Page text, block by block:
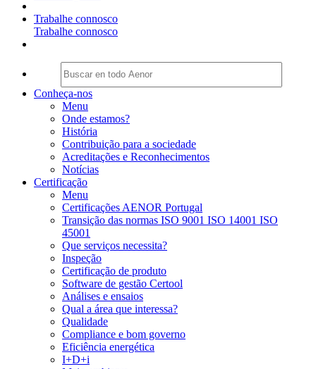
Trabalhe connosco
Trabalhe connosco
Conheça-nos
Menu
Onde estamos?
História
Contribuição para a sociedade
Acreditações e Reconhecimentos
Notícias
Certificação
Menu
Certificações AENOR Portugal
Transição das normas ISO 9001 ISO 14001 ISO
45001
Que serviços necessita?
Inspeção
Certificação de produto
Software de gestão Certool
Análises e ensaios
Qual a área que interessa?
Qualidade
Compliance e bom governo
Eficiência energética
I+D+i